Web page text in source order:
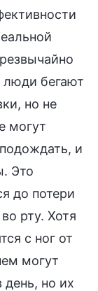
люди бегают
но не
могут
и
Это
до потери
рту. Хотя
с ног от
могут
день, но их